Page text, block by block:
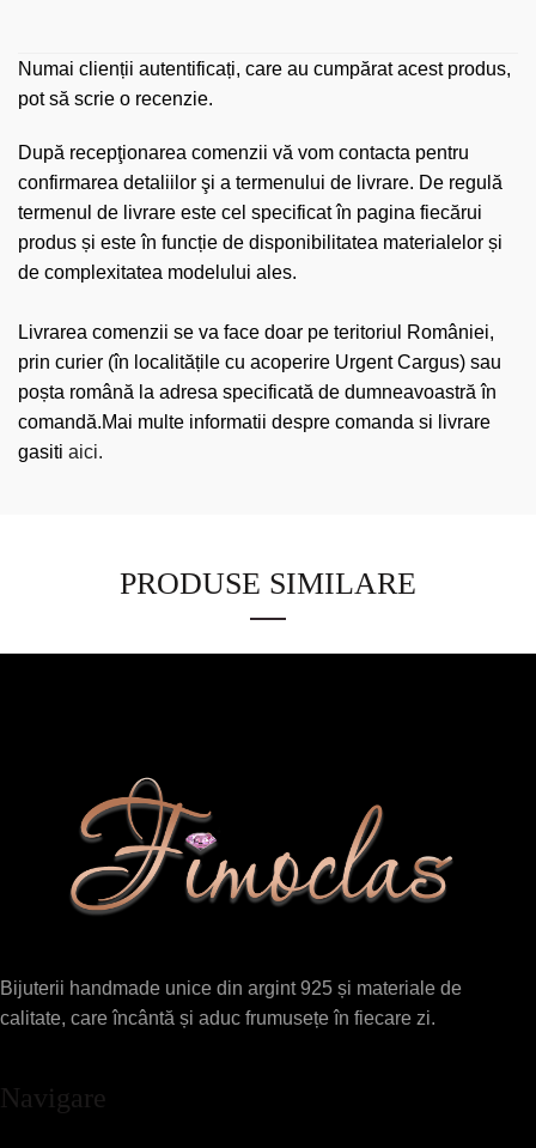
Numai clienții autentificați, care au cumpărat acest produs,
pot să scrie o recenzie.
După recepţionarea comenzii vă vom contacta pentru
confirmarea detaliilor şi a termenului de livrare. De regulă
termenul de livrare este cel specificat în pagina fiecărui
produs și este în funcție de disponibilitatea materialelor și
de complexitatea modelului ales.
Livrarea comenzii se va face doar pe teritoriul României,
prin curier (în localitățile cu acoperire Urgent Cargus) sau
poșta română la adresa specificată de dumneavoastră în
comandă.Mai multe informatii despre comanda si livrare
gasiti aici.
PRODUSE SIMILARE
Bijuterii handmade unice din argint 925 și materiale de
calitate, care încântă și aduc frumusețe în fiecare zi.
Navigare